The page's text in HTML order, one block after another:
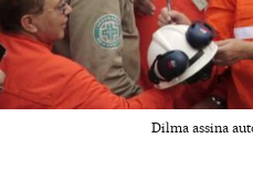
Dilma assina